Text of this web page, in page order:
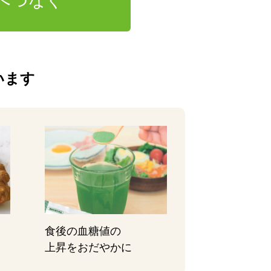
ます
食後の血糖値の
上昇をおだやかに